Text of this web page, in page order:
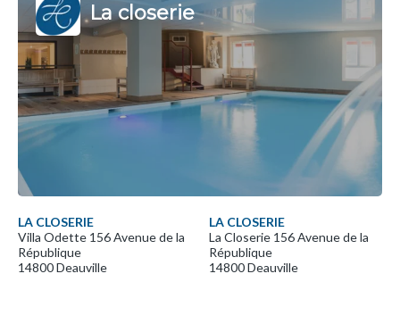
La closerie
LA CLOSERIE
Villa Odette 156 Avenue de la
République
14800 Deauville
LA CLOSERIE
La Closerie 156 Avenue de la
République
14800 Deauville